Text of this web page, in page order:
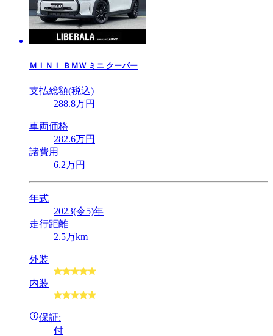
ＭＩＮＩ ＢＭＷ ミニ クーパー
支払総額(税込)
288.8万円
車両価格
282.6万円
諸費用
6.2万円
年式
2023(令5)年
走行距離
2.5万km
外装
内装
保証:
付